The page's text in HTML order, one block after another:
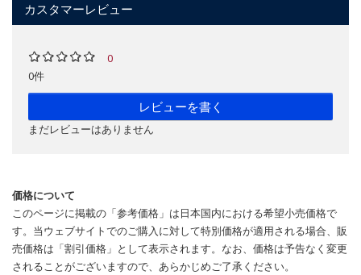
カスタマーレビュー
0
0件
レビューを書く
まだレビューはありません
価格について
このページに掲載の「参考価格」は日本国内における希望小売価格で
す。当ウェブサイトでのご購入に対して特別価格が適用される場合、販
売価格は「割引価格」として表示されます。なお、価格は予告なく変更
されることがございますので、あらかじめご了承ください。